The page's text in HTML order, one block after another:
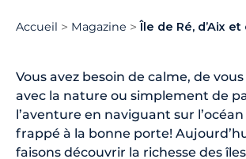
Accueil Magazine Île de Ré, d’Aix
Vous avez besoin de calme, de
avec la nature ou simplement de
l’aventure en naviguant sur l’océan
frappé à la bonne porte!
faisons découvrir la richesse des